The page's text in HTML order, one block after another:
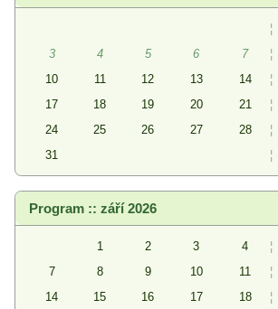
¦
3
4 5 6 7 ¦
10
11 12 13 14 ¦
17
18 19 20 21 ¦
24
25 26 27 28 ¦
31
¦
Program :: září 2026
1 2 3 4 ¦
7
8 9 10 11 ¦
14
15 16 17 18 ¦